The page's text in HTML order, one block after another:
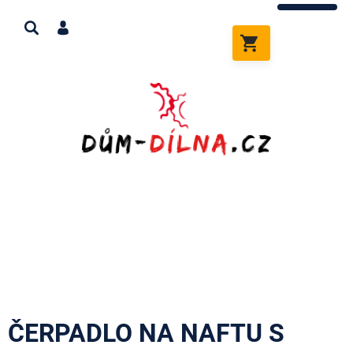
obsah
KOŠÍK
ČERPADLO NA NAFTU S